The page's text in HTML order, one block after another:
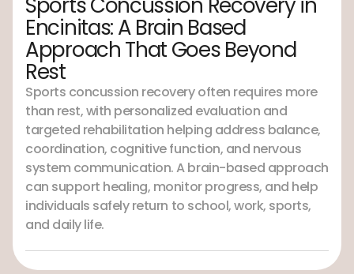
Encinitas: A Brain Based
Approach That Goes Beyond
Rest
Sports concussion recovery often requires more
than rest, with personalized evaluation and
targeted rehabilitation helping address balance,
coordination, cognitive function, and nervous
system communication. A brain-based approach
can support healing, monitor progress, and help
individuals safely return to school, work, sports,
and daily life.